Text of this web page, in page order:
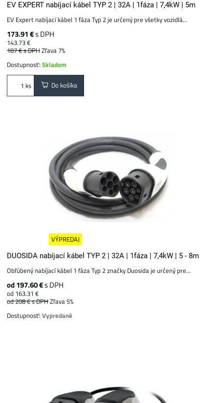
EV EXPERT nabíjací kábel TYP 2 | 32A | 1fáza | 7,4kW | 5m
EV Expert nabíjací kábel 1 fáza Typ 2 je určený pre všetky vozidlá...
173.91 €s DPH
143.73 €
187 €s DPHZľava 7%
Dostupnosť:Skladom
ks Do košíka
VÝPREDAJ
DUOSIDA nabíjací kábel TYP 2 | 32A | 1fáza | 7,4kW | 5 - 8m
Obľúbený nabíjací kábel 1 fáza Typ 2 značky Duosida je určený pre...
od 197.60 €s DPH
od 163.31 €
od 208 €s DPHZľava 5%
Dostupnosť:Vypredané